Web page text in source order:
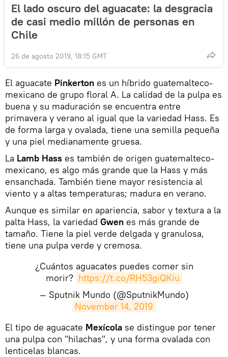
El lado oscuro del aguacate: la desgracia
de casi medio millón de personas en
Chile
26 de agosto 2019, 18:15 GMT
El aguacate Pinkerton es un híbrido guatemalteco-
mexicano de grupo floral A. La calidad de la pulpa es
buena y su maduración se encuentra entre
primavera y verano al igual que la variedad Hass. Es
de forma larga y ovalada, tiene una semilla pequeña
y una piel medianamente gruesa.
La Lamb Hass es también de origen guatemalteco-
mexicano, es algo más grande que la Hass y más
ensanchada. También tiene mayor resistencia al
viento y a altas temperaturas; madura en verano.
Aunque es similar en apariencia, sabor y textura a la
palta Hass, la variedad Gwen es más grande de
tamaño. Tiene la piel verde delgada y granulosa,
tiene una pulpa verde y cremosa.
¿Cuántos aguacates puedes comer sin
morir? https://t.co/RH53giQKiu
— Sputnik Mundo (@SputnikMundo)
November 14, 2019
​El tipo de aguacate Mexícola se distingue por tener
una pulpa con "hilachas", y una forma ovalada con
lenticelas blancas.